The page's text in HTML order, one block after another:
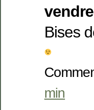
Bises
min